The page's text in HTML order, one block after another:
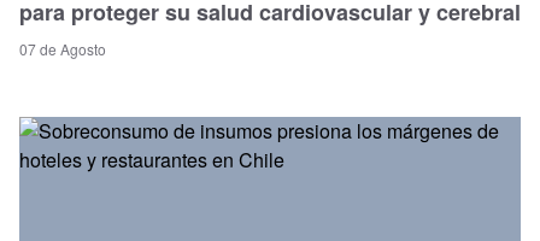
para proteger su salud cardiovascular y cerebral
07 de Agosto